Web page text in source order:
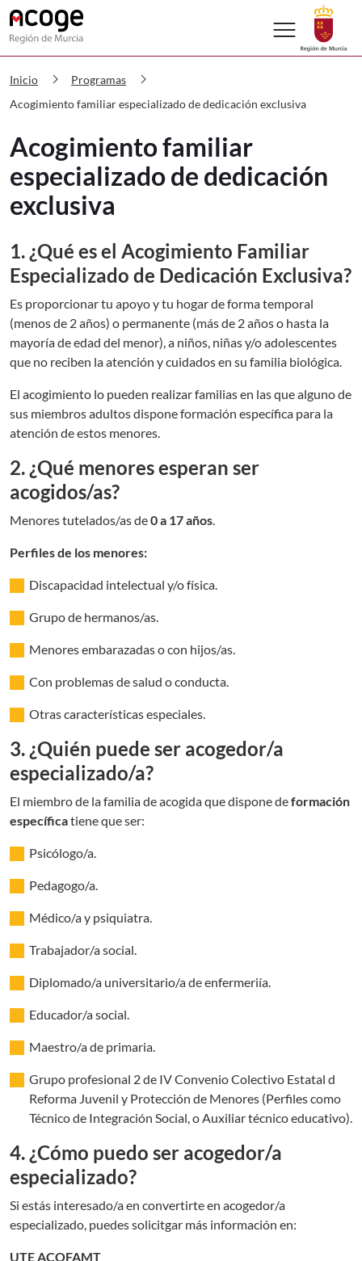
ACOGE CARM Acogimiento familiar
menu
Inicio chevron_right Programas chevron_right
Acogimiento familiar especializado de dedicación exclusiva
Acogimiento familiar
especializado de dedicación
exclusiva
1. ¿Qué es el Acogimiento Familiar
Especializado de Dedicación Exclusiva?
Es proporcionar tu apoyo y tu hogar de forma temporal
(menos de 2 años) o permanente (más de 2 años o hasta la
mayoría de edad del menor), a niños, niñas y/o adolescentes
que no reciben la atención y cuidados en su familia biológica.
El acogimiento lo pueden realizar familias en las que alguno de
sus miembros adultos dispone formación específica para la
atención de estos menores.
2. ¿Qué menores esperan ser
acogidos/as?
Menores tutelados/as de0 a 17 años.
Perfiles de los menores:
Discapacidad intelectual y/o física.
Grupo de hermanos/as.
Menores embarazadas o con hijos/as.
Con problemas de salud o conducta.
Otras características especiales.
3. ¿Quién puede ser acogedor/a
especializado/a?
El miembro de la familia de acogida que dispone deformación
específicatiene que ser:
Psicólogo/a.
Pedagogo/a.
Médico/a y psiquiatra.
Trabajador/a social.
Diplomado/a universitario/a de enfermeriía.
Educador/a social.
Maestro/a de primaria.
Grupo profesional 2 de IV Convenio Colectivo Estatal d
Reforma Juvenil y Protección de Menores (Perfiles como
Técnico de Integración Social, o Auxiliar técnico educativo).
4. ¿Cómo puedo ser acogedor/a
especializado?
Si estás interesado/a en convertirte en acogedor/a
especializado, puedes solicitgar más información en:
UTE ACOFAMT